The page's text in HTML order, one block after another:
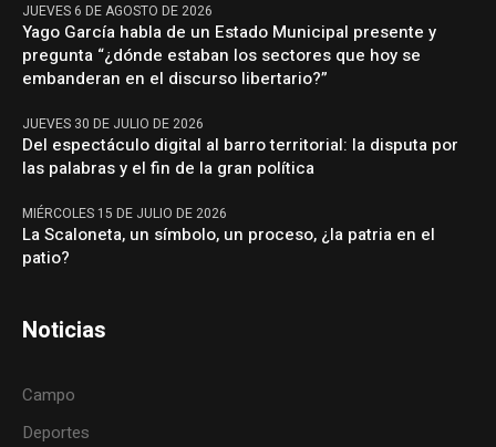
JUEVES 6 DE AGOSTO DE 2026
Yago García habla de un Estado Municipal presente y
pregunta “¿dónde estaban los sectores que hoy se
embanderan en el discurso libertario?”
JUEVES 30 DE JULIO DE 2026
Del espectáculo digital al barro territorial: la disputa por
las palabras y el fin de la gran política
MIÉRCOLES 15 DE JULIO DE 2026
La Scaloneta, un símbolo, un proceso, ¿la patria en el
patio?
Noticias
Campo
Deportes